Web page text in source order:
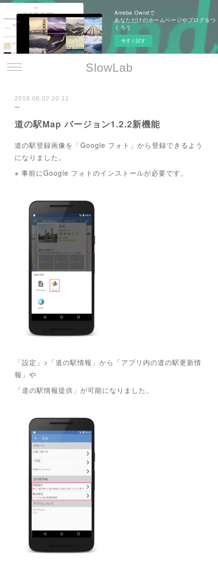
Ameba Owndで
あなただけのホームページやブログをつ
くろう
今すぐ試す
SlowLab
2018.06.02 20:11
道の駅Map バージョン1.2.2新機能
道の駅登録画像を「Google フォト」から登録できるよう
になりました。
※ 事前にGoogle フォトのインストールが必要です。
「設定」>「道の駅情報」から「アプリ内の道の駅更新情
報」や
「道の駅情報提供」が可能になりました。